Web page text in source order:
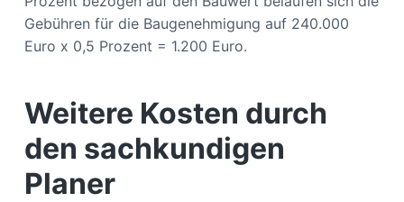
Gebühren für die Baugenehmigung auf 240.000
Euro x 0,5 Prozent = 1.200 Euro.
Weitere Kosten durch
den sachkundigen
Planer